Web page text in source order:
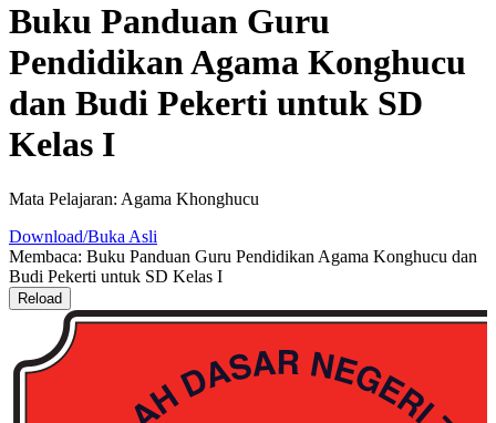
Buku Panduan Guru
Pendidikan Agama Konghucu
dan Budi Pekerti untuk SD
Kelas I
Mata Pelajaran: Agama Khonghucu
Download/Buka Asli
Membaca: Buku Panduan Guru Pendidikan Agama Konghucu dan
Budi Pekerti untuk SD Kelas I
Reload